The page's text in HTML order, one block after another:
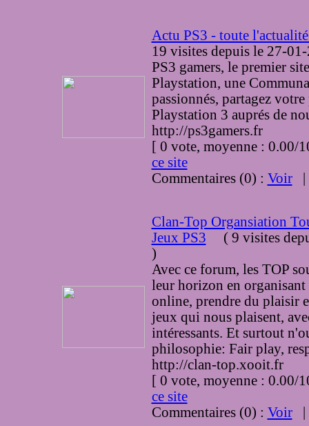
Actu PS3 - toute
19 visites depuis le 27-
PS3 gamers, le premier
Playstation, une
passionnés, partagez
Playstation 3 auprés de
http://ps3gamers.fr
[ 0 vote, moyenne :
ce site
Commentaires (0) : Voir
Clan-Top Organsiation
Jeux PS3 (9 visites
)
Avec ce forum, les TOP
leur horizon en organisant
online, prendre du plaisir
jeux qui nous plaisent,
intéressants. Et surtout
philosophie: Fair play,
http://clan-top.xooit.fr
[ 0 vote, moyenne :
ce site
Commentaires (0) : Voir